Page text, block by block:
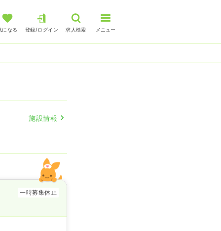
になる 登録/ログイン 求人検索 メニュー
施設情報
一時募集休止